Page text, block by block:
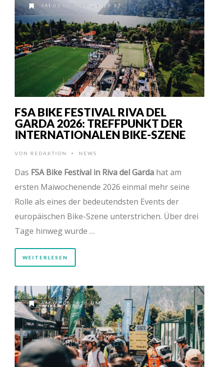
AM 03.05.2026 UM 19:37
FSA BIKE FESTIVAL RIVA DEL
GARDA 2026: TREFFPUNKT DER
INTERNATIONALEN BIKE-SZENE
VON REDAKTION • NEWS
Das FSA Bike Festival in Riva del Garda hat am
ersten Maiwochenende 2026 einmal mehr seine
Rolle als eines der bedeutendsten Events der
europäischen Bike-Szene unterstrichen. Über drei
Tage hinweg wurde …
WEITERLESEN
AM 02.05.2026 UM 20:24